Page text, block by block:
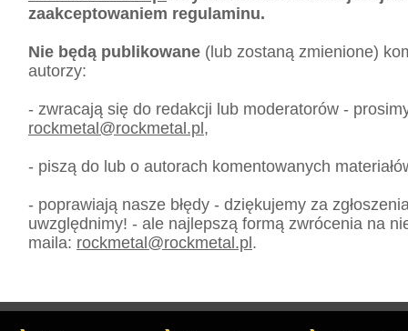
zaakceptowaniem regulaminu.
Nie będą publikowane (lub zostaną zmienione)
autorzy:
- zwracają się do redakcji lub moderatorów -
rockmetal@rockmetal.pl,
- piszą do lub o autorach komentowanych
- poprawiają nasze błędy - dziękujemy za
uwzględnimy! - ale najlepszą formą zwrócenia na
maila: rockmetal@rockmetal.pl.